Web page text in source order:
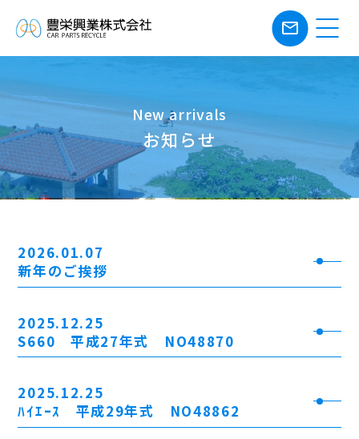
mail_outline
New arrivals
お知らせ
2026.01.07
新年のご挨拶
2025.12.25
S660 平成27年式 NO48870
2025.12.25
ﾊｲｴｰｽ 平成29年式 NO48862